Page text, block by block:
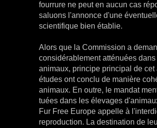
fourrure ne peut en aucun cas
saluons l'annonce d'une
scientifique bien établie.
Alors que la Commission a
considérablement atténuées
animaux, principe principal de
études ont conclu de manière
animaux. En outre, le mandat
tuées dans les élevages
Fur Free Europe appelle à
reproduction. La destination de